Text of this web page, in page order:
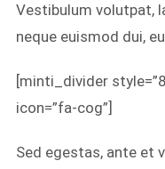
Vestibulum volutpat,
neque euismod dui,
[minti_divider
icon=”fa-cog”]
Sed egestas, ante et